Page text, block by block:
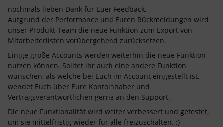
nochmals lieben Dank für Euer Feedback.
Aufgrund der Performance und Euren Rückmeldungen wird
unser Produkt-Team die neue Funktion zum Export von
Mitarbeiterlisten vorübergehend zurücksetzen.
Einige große Accounts werden weiterhin die neue Funktion
nutzen können. Solltet ihr auch eine andere Funktion
wünschen, als welche bei Euch im Account eingestellt ist,
wendet Euch über Eure Kontoinhaber und
Vertragsverantwortlichen gerne an den Support.
Die neue Funktionalität wird weiter verbessert und getestet,
um sie mittelfristig wieder für alle freizuschalten. :)